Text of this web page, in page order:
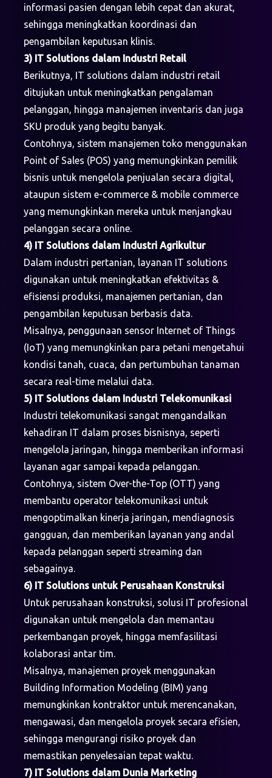
informasi pasien dengan lebih cepat dan akurat,
sehingga meningkatkan koordinasi dan
pengambilan keputusan klinis.
3) IT Solutions dalam Industri Retail
Berikutnya, IT solutions dalam industri retail
ditujukan untuk meningkatkan pengalaman
pelanggan, hingga manajemen inventaris dan juga
SKU produk yang begitu banyak.
Contohnya, sistem manajemen toko menggunakan
Point of Sales (POS) yang memungkinkan pemilik
bisnis untuk mengelola penjualan secara digital,
ataupun sistem e-commerce & mobile commerce
yang memungkinkan mereka untuk menjangkau
pelanggan secara online.
4) IT Solutions dalam Industri Agrikultur
Dalam industri pertanian, layanan IT solutions
digunakan untuk meningkatkan efektivitas &
efisiensi produksi, manajemen pertanian, dan
pengambilan keputusan berbasis data.
Misalnya, penggunaan sensor Internet of Things
(IoT) yang memungkinkan para petani mengetahui
kondisi tanah, cuaca, dan pertumbuhan tanaman
secara real-time melalui data.
5) IT Solutions dalam Industri Telekomunikasi
Industri telekomunikasi sangat mengandalkan
kehadiran IT dalam proses bisnisnya, seperti
mengelola jaringan, hingga memberikan informasi
layanan agar sampai kepada pelanggan.
Contohnya, sistem Over-the-Top (OTT) yang
membantu operator telekomunikasi untuk
mengoptimalkan kinerja jaringan, mendiagnosis
gangguan, dan memberikan layanan yang andal
kepada pelanggan seperti streaming dan
sebagainya.
6) IT Solutions untuk Perusahaan Konstruksi
Untuk perusahaan konstruksi, solusi IT profesional
digunakan untuk mengelola dan memantau
perkembangan proyek, hingga memfasilitasi
kolaborasi antar tim.
Misalnya, manajemen proyek menggunakan
Building Information Modeling (BIM) yang
memungkinkan kontraktor untuk merencanakan,
mengawasi, dan mengelola proyek secara efisien,
sehingga mengurangi risiko proyek dan
memastikan penyelesaian tepat waktu.
7) IT Solutions dalam Dunia Marketing